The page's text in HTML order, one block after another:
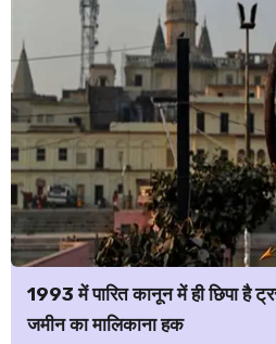
1993 में पारित कानून में ही छिपा है
जमीन का मालिकाना हक